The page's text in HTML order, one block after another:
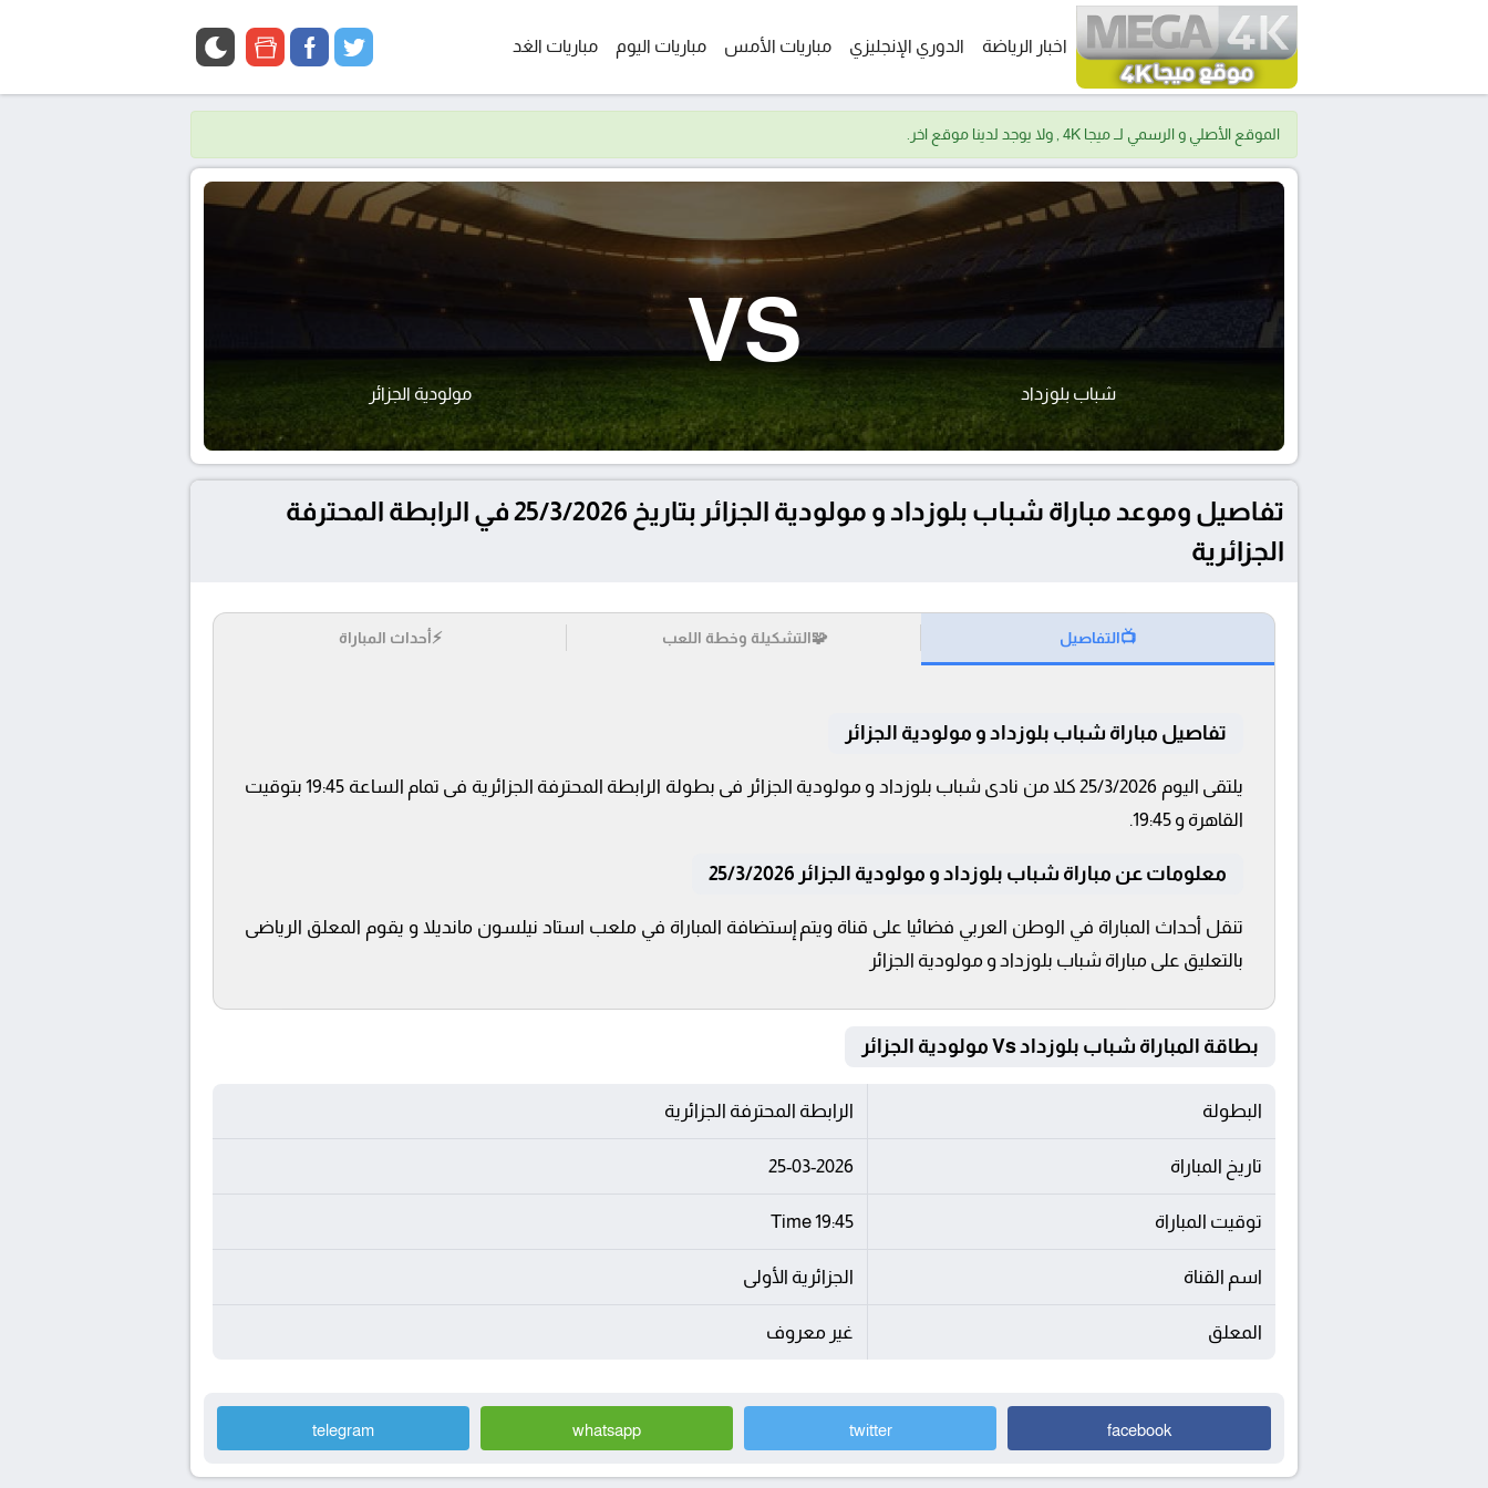
اخبار الرياضة الدوري الإنجليزي مباريات الأمس مباريات اليوم مباريات الغد twitter
facebook
google
الموقع الأصلي و الرسمي لــ ميجا 4K , ولا يوجد لدينا موقع اخر.
شباب بلوزداد
VS
مولودية الجزائر
تفاصيل وموعد مباراة شباب بلوزداد و مولودية الجزائر بتاريخ 25/3/2026 في الرابطة المحترفة
الجزائرية
📺التفاصيل 🧩التشكيلة وخطة اللعب ⚡أحداث المباراة
تفاصيل مباراة شباب بلوزداد و مولودية الجزائر
يلتقى اليوم 25/3/2026 كلا من نادى شباب بلوزداد و مولودية الجزائر فى بطولة الرابطة المحترفة الجزائرية فى تمام الساعة 19:45 بتوقيت
القاهرة و 19:45.
معلومات عن مباراة شباب بلوزداد و مولودية الجزائر 25/3/2026
تنقل أحداث المباراة في الوطن العربي فضائيا على قناة ويتم إستضافة المباراة في ملعب استاد نيلسون مانديلا و يقوم المعلق الرياضى
بالتعليق على مباراة شباب بلوزداد و مولودية الجزائر
بطاقة المباراة شباب بلوزداد Vs مولودية الجزائر
البطولة الرابطة المحترفة الجزائرية
تاريخ المباراة 25-03-2026
توقيت المباراة 19:45 Time
اسم القناة الجزائرية الأولى
المعلق غير معروف
facebook
twitter
whatsapp
telegram